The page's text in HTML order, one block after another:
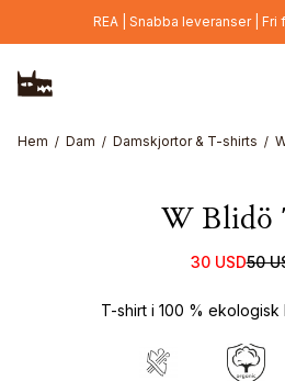
Hoppa till huvudinnehållREA | Snabba leveranser |
Hem Dam Damskjortor & T-shirts
Online Exclusive
W Blidö
30 USD50
T-shirt i 100 % ekologisk